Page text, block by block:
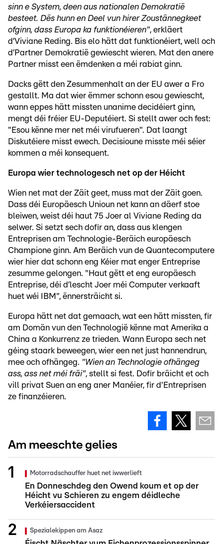
sinn e System, deen aus nationalen Demokratië
besteet. Dës hunn en Deel vun hirer Zoustännegkeet
ofginn, dass Europa ka funktionéieren", erkläert
d’Viviane Reding. Bis elo hätt dat funktionéiert, well och
d’Partner Demokratië gewiescht wieren. Mat den anere
Partner misst een ëmdenken a méi rabiat ginn.
Dacks gëtt den Zesummenhalt an der EU awer a Fro
gestallt. Ma dat wier ëmmer schonn esou gewiescht,
wann eppes hätt missten unanime decidéiert ginn,
mengt déi fréier EU-Deputéiert. Si stellt awer och fest:
"Esou kënne mer net méi virufueren". Dat laangt
Diskutéiere misst ewech. Decisioune misste méi séier
kommen a méi konsequent.
Europa wier technologesch net op der Héicht
Wien net mat der Zäit geet, muss mat der Zäit goen.
Dass déi Europäesch Unioun net kann an däerf stoe
bleiwen, weist déi haut 75 Joer al Viviane Reding da
selwer. Si setzt sech dofir an, dass aus klengen
Entreprisen am Technologie-Beräich europäesch
Champione ginn. Am Beräich vun de Quantecomputere
wier hier dat schonn eng Kéier mat enger Entreprise
zesumme gelongen. "Haut gëtt et eng europäesch
Entreprise, déi d’lescht Joer méi Computer verkaaft
huet wéi IBM", ënnersträicht si.
Europa hätt net dat gemaach, wat een hätt missten, fir
am Domän vun den Technologië kënne mat Amerika a
China a Konkurrenz ze trieden. Wann Europa sech net
géing staark beweegen, wier een net just hannendrun,
mee och ofhängeg. "Wien an Technologie ofhängeg
ass, ass net méi fräi", stellt si fest. Dofir bräicht et och
vill privat Suen an eng aner Manéier, fir d'Entreprisen
ze finanzéieren.
Am meeschte gelies
Motorradschauffer huet net iwwerlieft
En Donneschdeg den Owend koum et op der
Héicht vu Schieren zu engem déidleche
Verkéiersaccident
Spezialekippen am Asaz